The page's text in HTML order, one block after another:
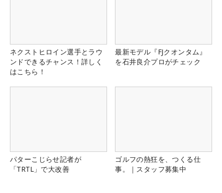
ネクストヒロイン選手とラウ
ンドできるチャンス！詳しく
はこちら！
最新モデル『FJクオンタム』
を石井良介プロがチェック
パターこじらせ記者が
「TRTL」で大改善
ゴルフの熱狂を、つくる仕
事。｜スタッフ募集中